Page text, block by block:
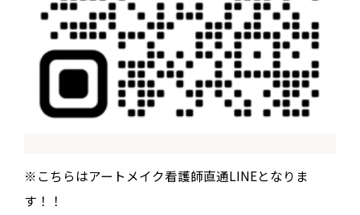
※こちらはアートメイク看護師直通LINEとなりま
す！！